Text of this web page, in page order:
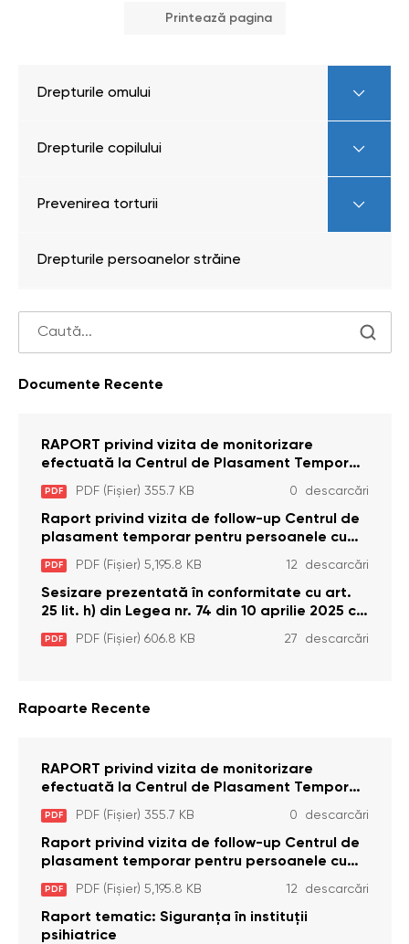
Printează pagina
Drepturile omului
Drepturile copilului
Prevenirea torturii
Drepturile persoanelor străine
Documente Recente
RAPORT privind vizita de monitorizare
efectuată la Centrul de Plasament Temporar
pentru Persoane cu Dizabilități (Adulte) din s.
Brînzeni, r. Edineț, din data de 25 mai 2026
PDF PDF (Fișier) 355.7 KB 0 descarcări
Raport privind vizita de follow-up Centrul de
plasament temporar pentru persoanele cu
dizabilități (adulte) Bădiceni, Soroca (11 iunie
2026)
PDF PDF (Fișier) 5,195.8 KB 12 descarcări
Sesizare prezentată în conformitate cu art.
25 lit. h) din Legea nr. 74 din 10 aprilie 2025 cu
privire la Curtea Constituțională şi art. 26 din
Legea cu privire la Avocatul Poporului
PDF PDF (Fișier) 606.8 KB 27 descarcări
Rapoarte Recente
RAPORT privind vizita de monitorizare
efectuată la Centrul de Plasament Temporar
pentru Persoane cu Dizabilități (Adulte) din s.
Brînzeni, r. Edineț, din data de 25 mai 2026
PDF PDF (Fișier) 355.7 KB 0 descarcări
Raport privind vizita de follow-up Centrul de
plasament temporar pentru persoanele cu
dizabilități (adulte) Bădiceni, Soroca (11 iunie
2026)
PDF PDF (Fișier) 5,195.8 KB 12 descarcări
Raport tematic: Siguranța în instituții
psihiatrice